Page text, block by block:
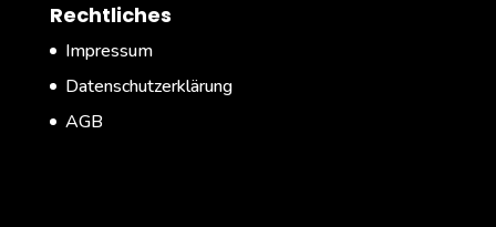
Rechtliches
Impressum
Datenschutzerklärung
AGB